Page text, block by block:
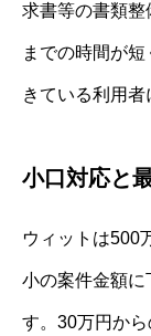
求書等の書類整
までの時間が
きている利用者
小口対応と
ウィットは500
小の案件金額に
す。30万円か